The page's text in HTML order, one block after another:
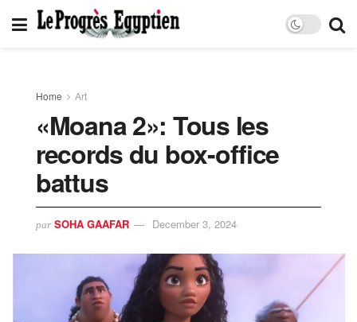
Home Art
«Moana 2»: Tous les
records du box-office
battus
par SOHA GAAFAR December 3, 2024